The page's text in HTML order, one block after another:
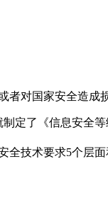
对国家安全造成
定了《信息安全
技术要求5个层